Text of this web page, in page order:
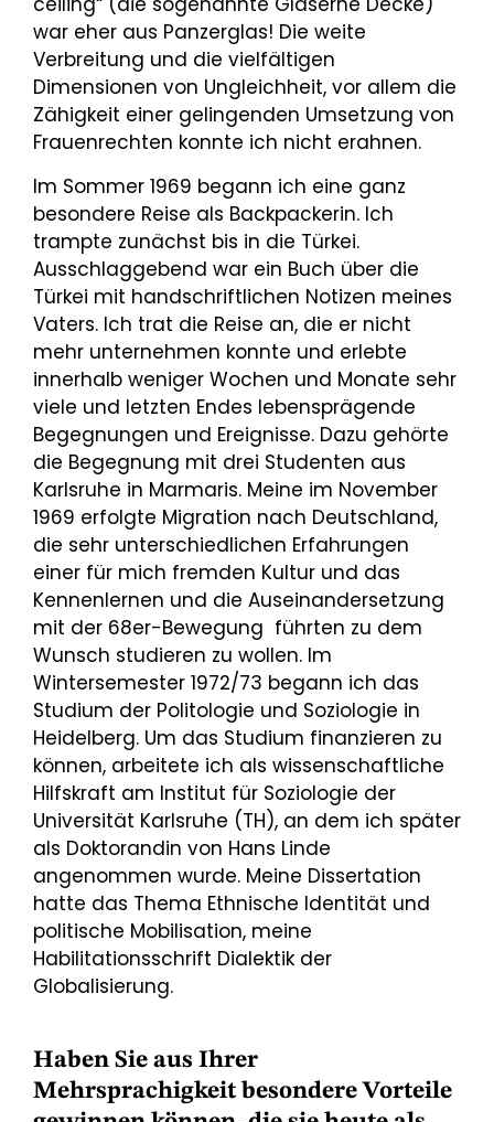
war eher aus Panzerglas! Die weite
Verbreitung und die vielfältigen
Dimensionen von Ungleichheit, vor allem die
Zähigkeit einer gelingenden Umsetzung von
Frauenrechten konnte ich nicht erahnen.
Im Sommer 1969 begann ich eine ganz
besondere Reise als Backpackerin. Ich
trampte zunächst bis in die Türkei.
Ausschlaggebend war ein Buch über die
Türkei mit handschriftlichen Notizen meines
Vaters. Ich trat die Reise an, die er nicht
mehr unternehmen konnte und erlebte
innerhalb weniger Wochen und Monate sehr
viele und letzten Endes lebensprägende
Begegnungen und Ereignisse. Dazu gehörte
die Begegnung mit drei Studenten aus
Karlsruhe in Marmaris. Meine im November
1969 erfolgte Migration nach Deutschland,
die sehr unterschiedlichen Erfahrungen
einer für mich fremden Kultur und das
Kennenlernen und die Auseinandersetzung
mit der 68er-Bewegung führten zu dem
Wunsch studieren zu wollen. Im
Wintersemester 1972/73 begann ich das
Studium der Politologie und Soziologie in
Heidelberg. Um das Studium finanzieren zu
können, arbeitete ich als wissenschaftliche
Hilfskraft am Institut für Soziologie der
Universität Karlsruhe (TH), an dem ich später
als Doktorandin von Hans Linde
angenommen wurde. Meine Dissertation
hatte das Thema Ethnische Identität und
politische Mobilisation, meine
Habilitationsschrift Dialektik der
Globalisierung.
Haben Sie aus Ihrer
Mehrsprachigkeit besondere Vorteile